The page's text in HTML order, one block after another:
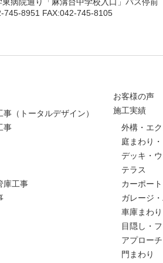
745-8951 FAX:042-745-8105
（トータルデザイン）
事
庫工事
お客様の声
施工実績
外構・エ
庭まわり
デッキ・
テラス
カーポー
ガレージ
車庫まわり
目隠し・
アプローチ
門まわり